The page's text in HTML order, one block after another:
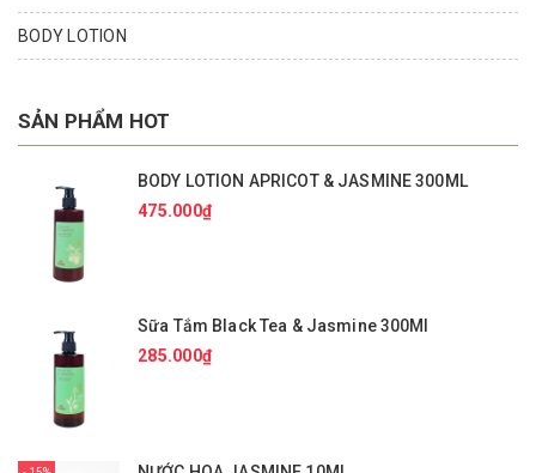
BODY LOTION
SẢN PHẨM HOT
BODY LOTION APRICOT & JASMINE 300ML
475.000₫
Sữa Tắm Black Tea & Jasmine 300Ml
285.000₫